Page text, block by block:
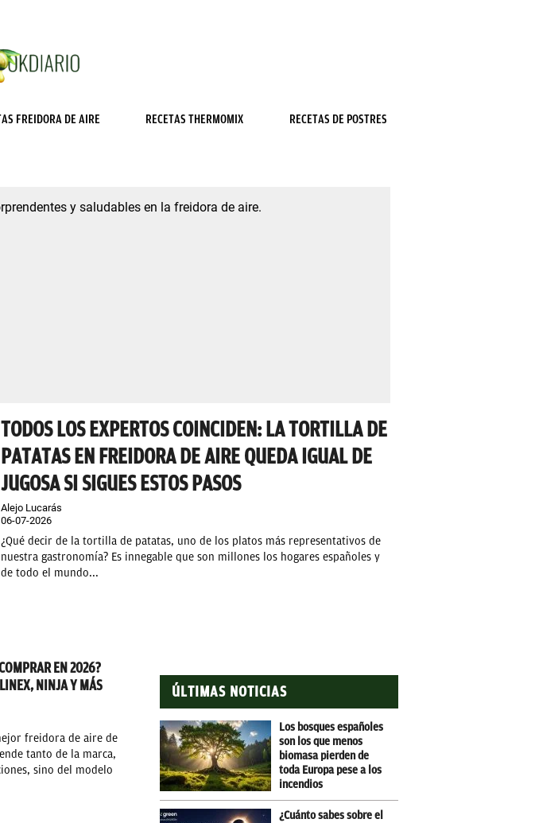
FREIDORA DE AIRE RECETAS THERMOMIX RECETAS DE POSTRES
y saludables en la freidora de aire.
TODOS LOS EXPERTOS COINCIDEN: LA TORTILLA DE
PATATAS EN FREIDORA DE AIRE QUEDA IGUAL DE
JUGOSA SI SIGUES ESTOS PASOS
Alejo Lucarás
06-07-2026
¿Qué decir de la tortilla de patatas, uno de los platos más representativos de
nuestra gastronomía? Es innegable que son millones los hogares españoles y
de todo el mundo...
EN 2026?
NINJA Y MÁS
freidora de aire de
tanto de la marca,
sino del modelo
ÚLTIMAS NOTICIAS
Los bosques españoles
son los que menos
biomasa pierden de
toda Europa pese a los
incendios
¿Cuánto sabes sobre el